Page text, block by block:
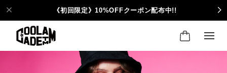
《初回限定》10%OFFクーポン配布中!!